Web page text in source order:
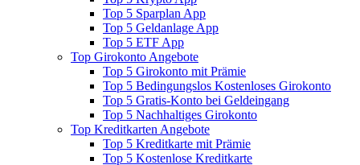
Top 5 Sparplan App
Top 5 Geldanlage App
Top 5 ETF App
Top Girokonto Angebote
Top 5 Girokonto mit Prämie
Top 5 Bedingungslos Kostenloses Girokonto
Top 5 Gratis-Konto bei Geldeingang
Top 5 Nachhaltiges Girokonto
Top Kreditkarten Angebote
Top 5 Kreditkarte mit Prämie
Top 5 Kostenlose Kreditkarte